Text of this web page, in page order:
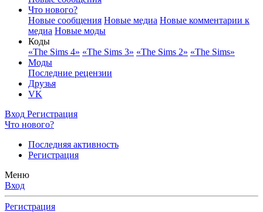
Что нового?
Новые сообщения Новые медиа Новые комментарии к
медиа Новые моды
Коды
«The Sims 4» «The Sims 3» «The Sims 2» «The Sims»
Моды
Последние рецензии
Друзья
VK
Вход Регистрация
Что нового?
Последняя активность
Регистрация
Меню
Вход
Регистрация